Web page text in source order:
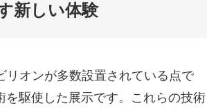
新しい体験
リオンが多数設置されている点で
駆使した展示です。これらの技術